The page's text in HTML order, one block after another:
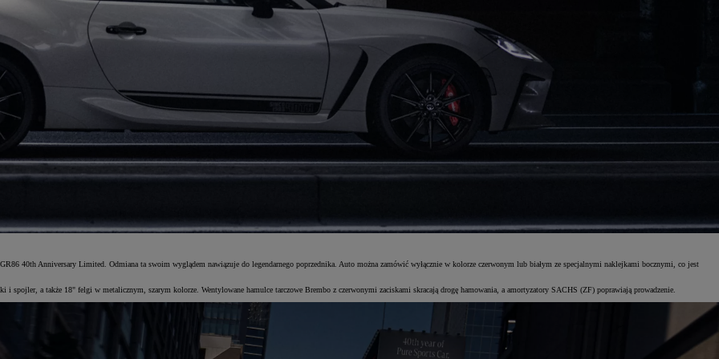
40th Anniversary Limited. Odmiana ta swoim wyglądem nawiązuje do legendarnego poprzednika. Auto można zamówić wyłącznie w kolorze czerwonym lub białym ze specjalnymi naklejkami bocznymi, co jest
i spojler, a także 18" felgi w metalicznym, szarym kolorze. Wentylowane hamulce tarczowe Brembo z czerwonymi zaciskami skracają drogę hamowania, a amortyzatory SACHS (ZF) poprawiają prowadzenie.